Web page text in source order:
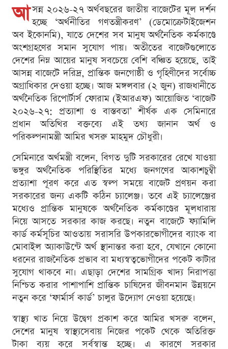
আ সন্ন ২০২৬-২৭ অর্থবছরের জাতীয় বাজেটের মূল দর্শন
হচ্ছে ‘অর্থনীতির গণতন্ত্রীকরণ’ (ডেমোক্রেটাইজেশন
অব ইকোনমি), যাতে দেশের সব মানুষ অর্থনৈতিক কর্মকাণ্ডে
অংশগ্রহণের সমান সুযোগ পায়। অতীতের বাজেটগুলোতে
দেশের নিম্ন আয়ের মানুষ সবচেয়ে বেশি বঞ্চিত হয়েছে, তাই
আসন্ন বাজেটে দরিদ্র, প্রান্তিক জনগোষ্ঠী ও গৃহিণীদের সর্বোচ্চ
অগ্রাধিকার দেওয়া হচ্ছে। আজ মঙ্গলবার (২ জুন) রাজধানীতে
অর্থনৈতিক রিপোর্টার্স ফোরাম (ইআরএফ) আয়োজিত ‘বাজেট
২০২৬-২৭: প্রত্যাশা ও বাস্তবতা’ শীর্ষক এক সেমিনারে
প্রধান অতিথির বক্তব্যে এই তথ্য জানান অর্থ ও
পরিকল্পনামন্ত্রী আমির খসরু মাহমুদ চৌধুরী।
সেমিনারে অর্থমন্ত্রী বলেন, বিগত দুটি সরকারের রেখে যাওয়া
ভঙ্গুর অর্থনৈতিক পরিস্থিতির মধ্যে জনগণের আকাশচুম্বী
প্রত্যাশা পূরণ করে এত স্বল্প সময়ে বাজেট প্রণয়ন করা
সরকারের জন্য একটি কঠিন চ্যালেঞ্জ। তবে এই চ্যালেঞ্জের
মধ্যেও প্রান্তিক মানুষকে অর্থনৈতিক কর্মকাণ্ডের মূলধারায়
নিয়ে আসতে সরকার কাজ করছে। নতুন বাজেটে ফ্যামিলি
কার্ড কর্মসূচির আওতায় সরাসরি উপকারভোগীদের ব্যাংক বা
মোবাইল অ্যাকাউন্টে অর্থ স্থানান্তর করা হবে, যেখানে কোনো
ধরনের রাজনৈতিক প্রভাব বা মধ্যস্বত্বভোগীদের পকেট কাটার
সুযোগ থাকবে না। এছাড়া দেশের সামগ্রিক খাদ্য নিরাপত্তা
নিশ্চিত করার পাশাপাশি প্রান্তিক চাষিদের জীবনমান উন্নয়নে
নতুন করে ‘ফার্মার্স কার্ড’ চালুর উদ্যোগ নেওয়া হয়েছে।
স্বাস্থ্য খাত নিয়ে উদ্বেগ প্রকাশ করে আমির খসরু বলেন,
দেশের মানুষ স্বাস্থ্যসেবায় নিজের পকেট থেকে অতিরিক্ত
টাকা ব্যয় করে সর্বস্বান্ত হচ্ছে। এ কারণে সরকার